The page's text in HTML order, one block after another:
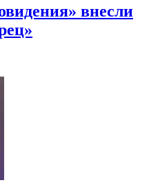
внесли